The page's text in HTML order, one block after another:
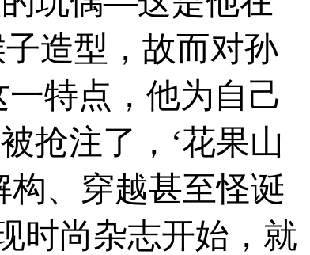
造型，故而对孙
特点，他为自己
抢注了，‘花果山
构、穿越甚至怪诞
尚杂志开始，就